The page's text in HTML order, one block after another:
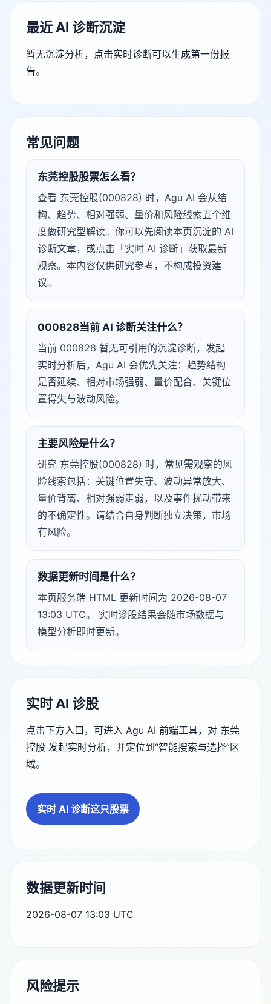
最近 AI 诊断沉淀
暂无沉淀分析，点击实时诊断可以生成第一份报
告。
常见问题
东莞控股股票怎么看？
查看 东莞控股(000828) 时，Agu AI 会从结
构、趋势、相对强弱、量价和风险线索五个维
度做研究型解读。你可以先阅读本页沉淀的 AI
诊断文章，或点击「实时 AI 诊断」获取最新
观察。本内容仅供研究参考，不构成投资建
议。
000828当前 AI 诊断关注什么？
当前 000828 暂无可引用的沉淀诊断，发起
实时分析后，Agu AI 会优先关注：趋势结构
是否延续、相对市场强弱、量价配合、关键位
置得失与波动风险。
主要风险是什么？
研究 东莞控股(000828) 时，常见需观察的风
险线索包括：关键位置失守、波动异常放大、
量价背离、相对强弱走弱，以及事件扰动带来
的不确定性。请结合自身判断独立决策，市场
有风险。
数据更新时间是什么？
本页服务端 HTML 更新时间为 2026-08-07
13:03 UTC。 实时诊股结果会随市场数据与
模型分析即时更新。
实时 AI 诊股
点击下方入口，可进入 Agu AI 前端工具，对 东莞
控股 发起实时分析，并定位到“智能搜索与选择”区
域。
实时 AI 诊断这只股票
数据更新时间
2026-08-07 13:03 UTC
风险提示